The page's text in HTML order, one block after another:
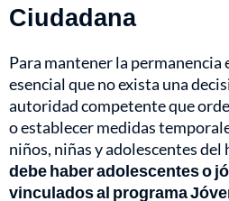
Ciudadana
Para mantener la permanencia
esencial que no exista una
autoridad competente que
o establecer medidas
niños, niñas y adolescentes del
debe haber adolescentes o
vinculados al programa